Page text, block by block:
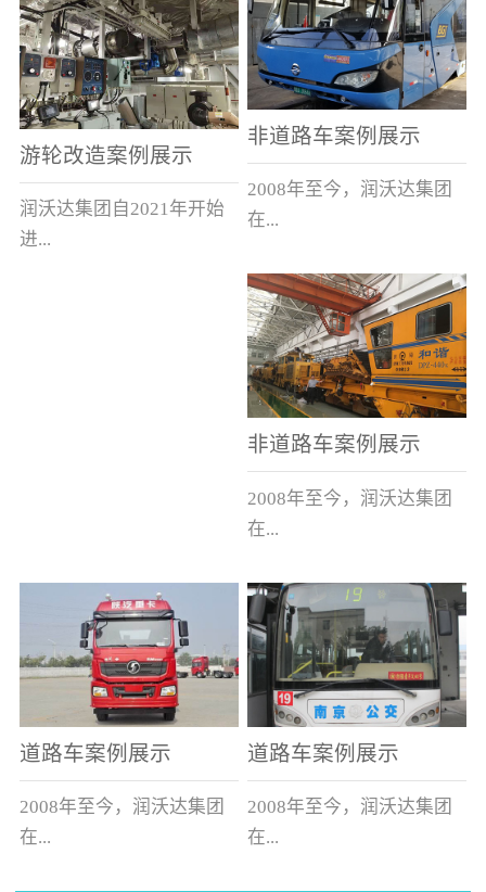
游轮改造案例展示
润沃达集团自2021年开始
进...
非道路车案例展示
2008年至今，润沃达集团
在...
中国累计升级改造非道路
运输车辆10000余辆，涵盖
了所有非道路车辆类型。
非道路车案例展示
2008年至今，润沃达集团
在...
中国累计升级改造非道路
运输车辆10000余辆，涵盖
了所有非道路车辆类型。
道路车案例展示
2008年至今，润沃达集团
在...
道路车案例展示
2008年至今，润沃达集团
在...